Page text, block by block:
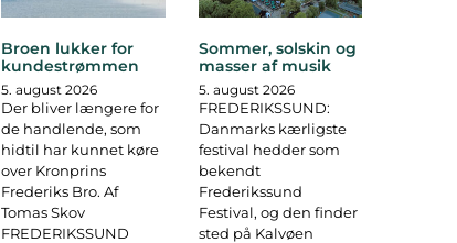
Broen lukker for
kundestrømmen
5. august 2026
Der bliver længere for
de handlende, som
hidtil har kunnet køre
over Kronprins
Frederiks Bro. Af
Tomas Skov
FREDERIKSSUND
Sommer, solskin og
masser af musik
5. august 2026
FREDERIKSSUND:
Danmarks kærligste
festival hedder som
bekendt
Frederikssund
Festival, og den finder
sted på Kalvøen